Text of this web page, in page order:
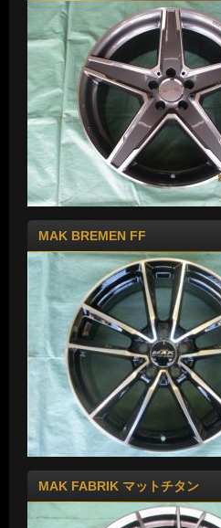
MAK BREMEN FF
MAK FABRIK マットチタン